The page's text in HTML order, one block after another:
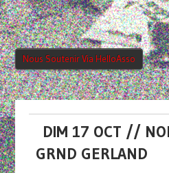
Nous Soutenir Via HelloAsso
DIM 17 OCT //
GRND GERLAND